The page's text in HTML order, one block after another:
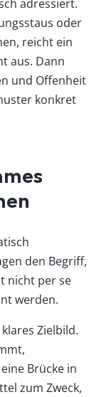
adressiert.
oder
reicht ein
aus. Dann
und Offenheit
konkret
den Begriff,
nicht per se
werden.
Zielbild.
Brücke in
zum Zweck,